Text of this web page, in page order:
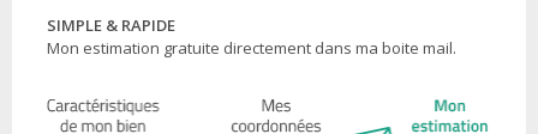
SIMPLE & RAPIDE
Mon estimation gratuite directement dans ma boite mail.